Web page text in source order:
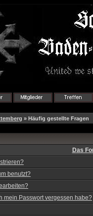
» Häufig gestellte Fragen
Das
benutzt?
mein Passwort vergessen habe?